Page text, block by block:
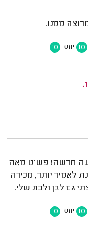
ממנו.
10 יחס 10
חדשה! פשוט מאה
לאמיר יותר, מכירה
גם לבן ולבת שלי.
10 יחס 10